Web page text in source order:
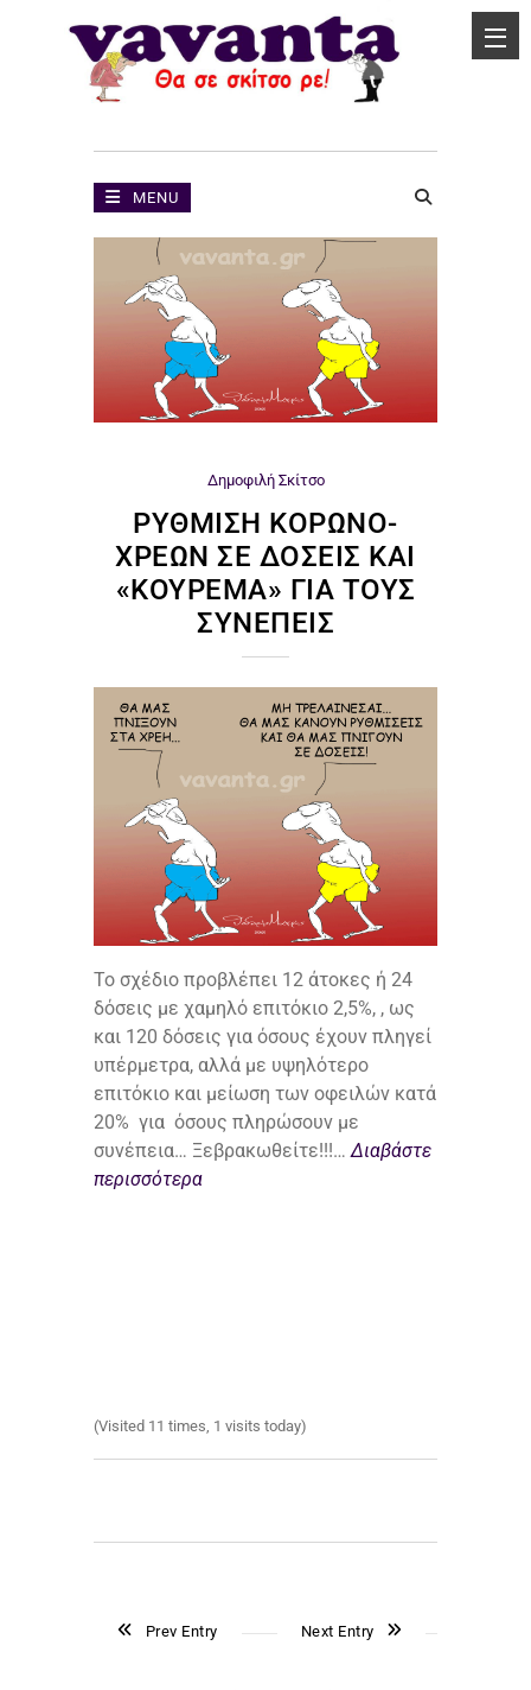
MENU
Δημοφιλή Σκίτσο
ΡΎΘΜΙΣΗ ΚΟΡΩΝΟ-
ΧΡΕΏΝ ΣΕ ΔΌΣΕΙΣ ΚΑΙ
«ΚΟΎΡΕΜΑ» ΓΙΑ ΤΟΥΣ
ΣΥΝΕΠΕΊΣ
Το σχέδιο προβλέπει 12 άτοκες ή 24
δόσεις με χαμηλό επιτόκιο 2,5%, , ως
και 120 δόσεις για όσους έχουν πληγεί
υπέρμετρα, αλλά με υψηλότερο
επιτόκιο και μείωση των οφειλών κατά
20% για όσους πληρώσουν με
συνέπεια… Ξεβρακωθείτε!!!…Διαβάστε
περισσότερα
(Visited 11 times, 1 visits today)
Prev Entry Next Entry